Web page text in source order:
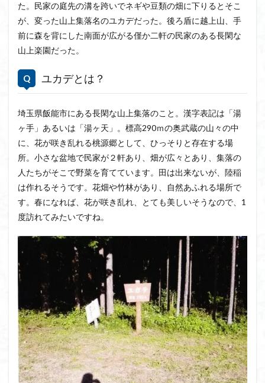
た。民家の庭先の溝を跨いでネギや豆類の畑に下りるとそこ
が、変った山上集落名のユカデだった。後ろ盾に越上山、手
前に森を背にした南面が広がる僅か二軒の民家のある長閑な
山上楽園だった。
ユカデとは？
埼玉県飯能市にある長閑な山上集落のこと。漢字表記は「湯
ヶ手」あるいは「湯ヶ天」。標高290ｍの奥武蔵の山々の中
に、花が咲き乱れる桃源郷として、ひっそりと存在する場
所。小さな盆地で民家が２軒あり、畑が広々とあり、集落の
人たちがそこで野菜を育てています。田は出来ないが、陸稲
は作れるそうです。花畑や竹林があり、自然あふれる場所で
す。春になれば、花が咲き乱れ、とても美しいそうなので、1
度訪れてみたいですね。